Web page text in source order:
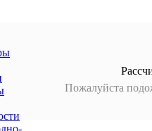
Пожалуйста